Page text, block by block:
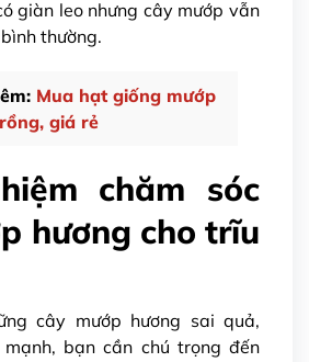
giàn leo nhưng cây mướp vẫn
thường.
Mua hạt giống mướp
giá rẻ
chăm sóc
hương cho trĩu
cây mướp hương sai quả,
bạn cần chú trọng đến